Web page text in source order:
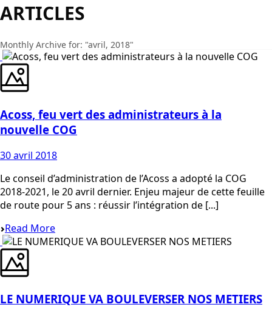
ARTICLES
Monthly Archive for: "avril, 2018"
Acoss, feu vert des administrateurs à la
nouvelle COG
30 avril 2018
Le conseil d’administration de l’Acoss a adopté la COG
2018-2021, le 20 avril dernier. Enjeu majeur de cette feuille
de route pour 5 ans : réussir l’intégration de [...]
Read More
LE NUMERIQUE VA BOULEVERSER NOS METIERS